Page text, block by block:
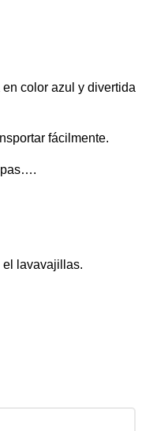
color azul y divertida
fácilmente.
el lavavajillas.